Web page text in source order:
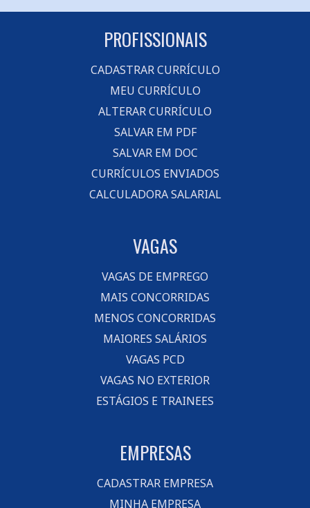
PROFISSIONAIS
CADASTRAR CURRÍCULO
MEU CURRÍCULO
ALTERAR CURRÍCULO
SALVAR EM PDF
SALVAR EM DOC
CURRÍCULOS ENVIADOS
CALCULADORA SALARIAL
VAGAS
VAGAS DE EMPREGO
MAIS CONCORRIDAS
MENOS CONCORRIDAS
MAIORES SALÁRIOS
VAGAS PCD
VAGAS NO EXTERIOR
ESTÁGIOS E TRAINEES
EMPRESAS
CADASTRAR EMPRESA
MINHA EMPRESA